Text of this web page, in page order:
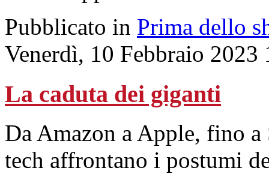
Pubblicato in Prima dello
Venerdì, 10 Febbraio 2023
La caduta dei giganti
Da Amazon a Apple, fino a
tech affrontano i postumi